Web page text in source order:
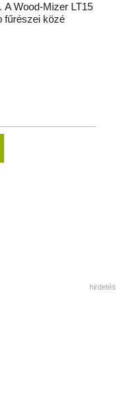
A Wood-Mizer LT15
fűrészei közé
hirdetés